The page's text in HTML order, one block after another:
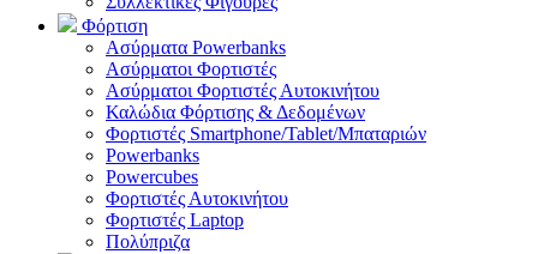
Φόρτιση
Ασύρματα Powerbanks
Aσύρματοι Φορτιστές
Ασύρματοι Φορτιστές Αυτοκινήτου
Καλώδια Φόρτισης & Δεδομένων
Φορτιστές Smartphone/Tablet/Μπαταριών
Powerbanks
Powercubes
Φορτιστές Αυτοκινήτου
Φορτιστές Laptop
Πολύπριζα